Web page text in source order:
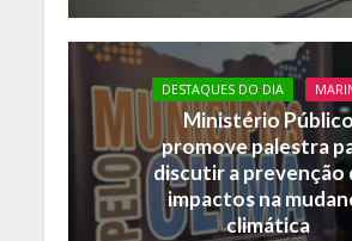
DESTAQUES DO DIA
Ministério Público
promove palestra
discutir a prevenção
impactos na
climática